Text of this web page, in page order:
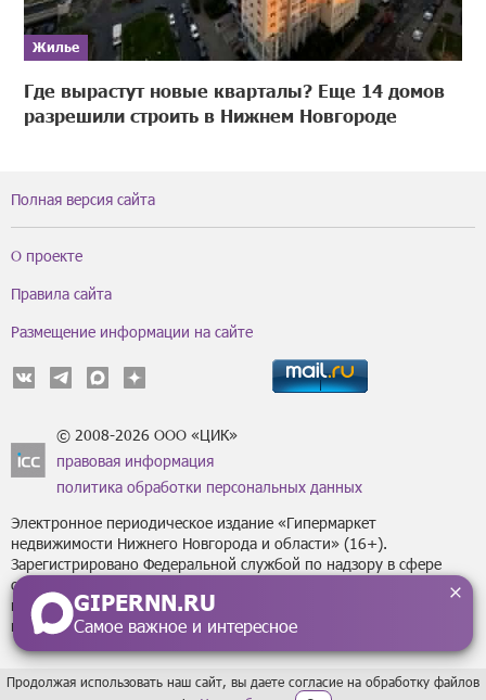
Жилье
Где вырастут новые кварталы? Еще 14 домов
разрешили строить в Нижнем Новгороде
GIPERNN.RU
Самое важное и интересное
Полная версия сайта
О проекте
Правила сайта
Размещение информации на сайте
© 2008-2026 ООО «ЦИК»
правовая информация
политика обработки персональных данных
Электронное периодическое издание «Гипермаркет
недвижимости Нижнего Новгорода и области» (16+).
Зарегистрировано Федеральной службой по надзору в сфере
связи, информационных технологий
и массовых коммуникаций (Роскомнадзор) за регистрационным
номером Эл № ФС77-43795 от 07 февраля 2011 г.
Продолжая использовать наш сайт, вы даете согласие на обработку файлов